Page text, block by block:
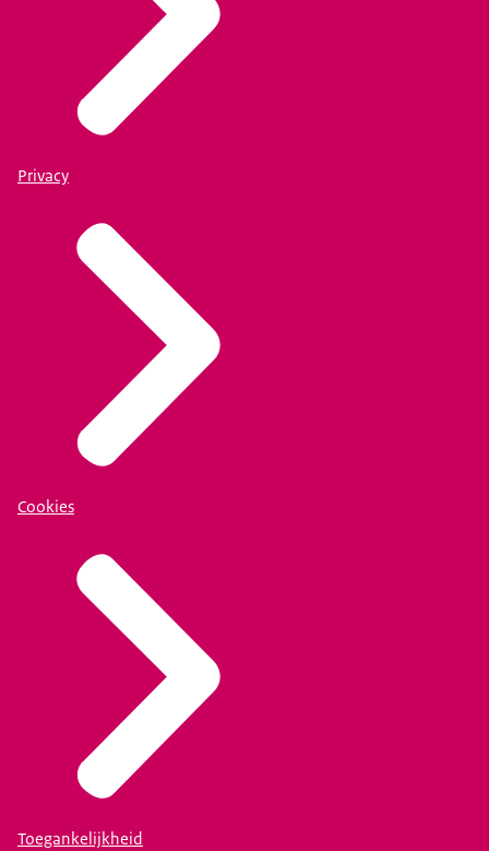
Privacy
Cookies
Toegankelijkheid